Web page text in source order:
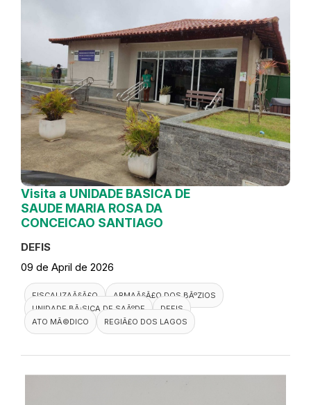
Visita a UNIDADE BASICA DE
SAUDE MARIA ROSA DA
CONCEICAO SANTIAGO
DEFIS
09 de April de 2026
FISCALIZAÃ§Ã£O
ARMAÃ§Ã£O DOS BÃºZIOS
UNIDADE BÃ¡SICA DE SAÃºDE
DEFIS
ATO MÃ©DICO
REGIÃ£O DOS LAGOS